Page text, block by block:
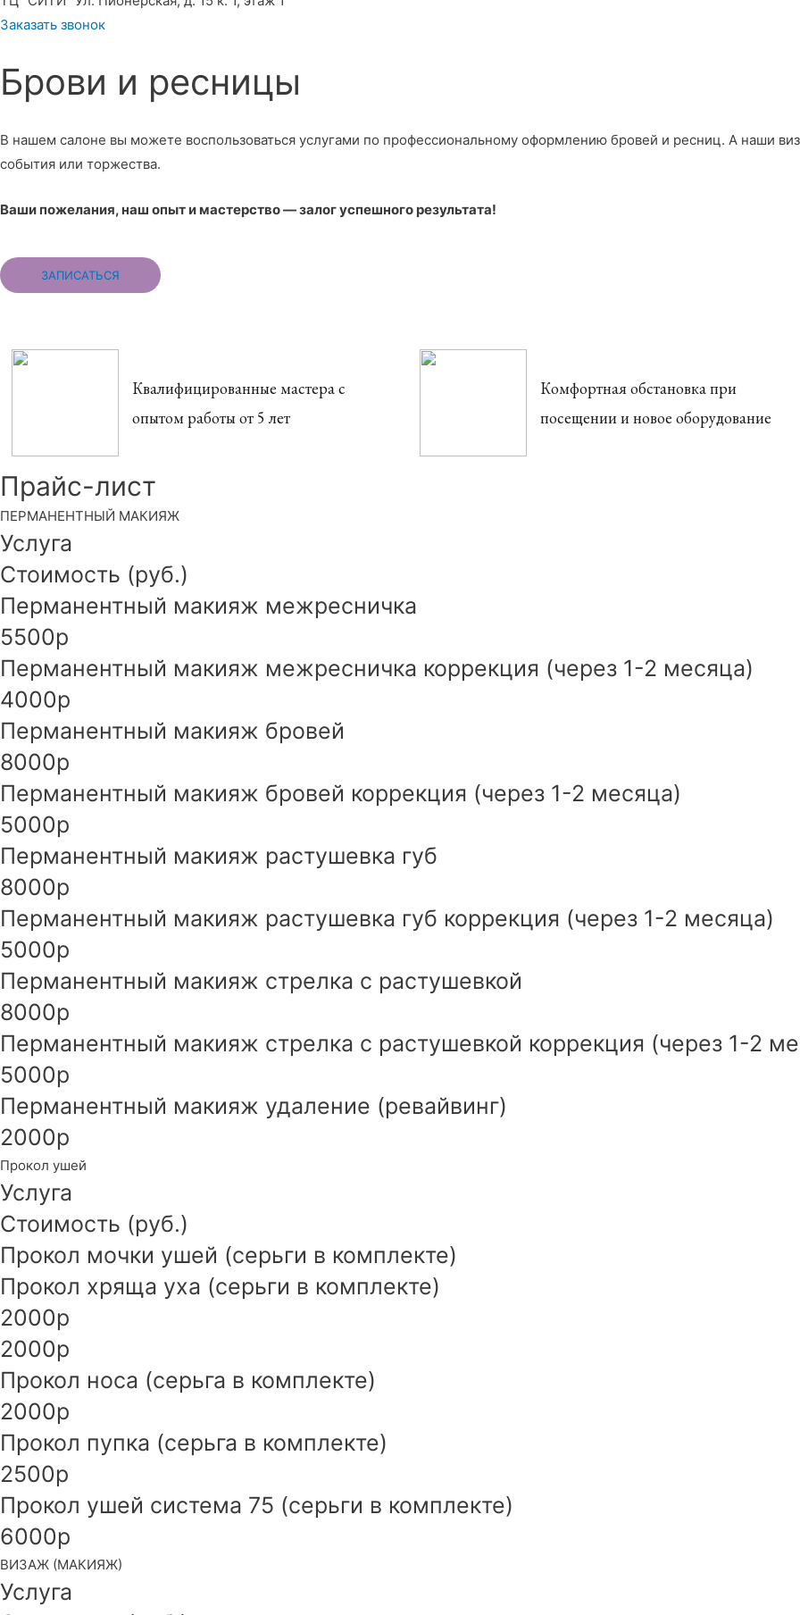
Заказать звонок
Брови и ресницы
В нашем салоне вы можете воспользоваться услугами по профессиональному оформлению бровей и ресниц. А наши
события или торжества.
Ваши пожелания, наш опыт и мастерство — залог успешного результата!
ЗАПИСАТЬСЯ
Квалифицированные мастера с
опытом работы от 5 лет
Комфортная обстановка при
посещении и новое оборудование
Прайс-лист
ПЕРМАНЕНТНЫЙ МАКИЯЖ
Услуга
Стоимость (руб.)
Перманентный макияж межресничка
5500р
Перманентный макияж межресничка коррекция (через 1-2 месяца)
4000р
Перманентный макияж бровей
8000р
Перманентный макияж бровей коррекция (через 1-2 месяца)
5000р
Перманентный макияж растушевка губ
8000р
Перманентный макияж растушевка губ коррекция (через 1-2 месяца)
5000р
Перманентный макияж стрелка с растушевкой
8000р
Перманентный макияж стрелка с растушевкой коррекция (через 1-2
5000р
Перманентный макияж удаление (ревайвинг)
2000р
Прокол ушей
Услуга
Стоимость (руб.)
Прокол мочки ушей (серьги в комплекте)
Прокол хряща уха (серьги в комплекте)
2000р
2000р
Прокол носа (серьга в комплекте)
2000р
Прокол пупка (серьга в комплекте)
2500р
Прокол ушей система 75 (серьги в комплекте)
6000р
ВИЗАЖ (МАКИЯЖ)
Услуга